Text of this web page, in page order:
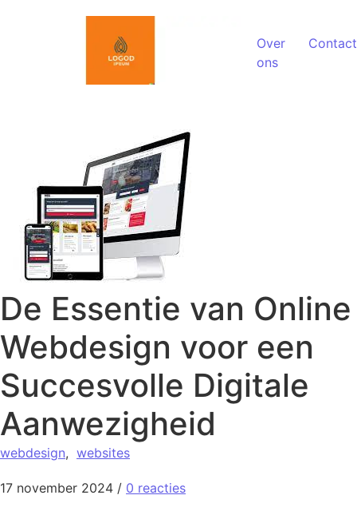
Over
ons
Contact
De Essentie van Online
Webdesign voor een
Succesvolle Digitale
Aanwezigheid
webdesign, websites
17 november 2024 / 0 reacties